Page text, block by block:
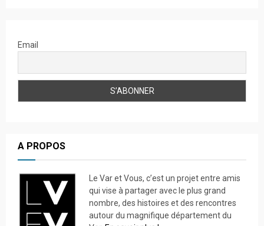
Email
A PROPOS
Le Var et Vous, c’est un projet entre amis
qui vise à partager avec le plus grand
nombre, des histoires et des rencontres
autour du magnifique département du